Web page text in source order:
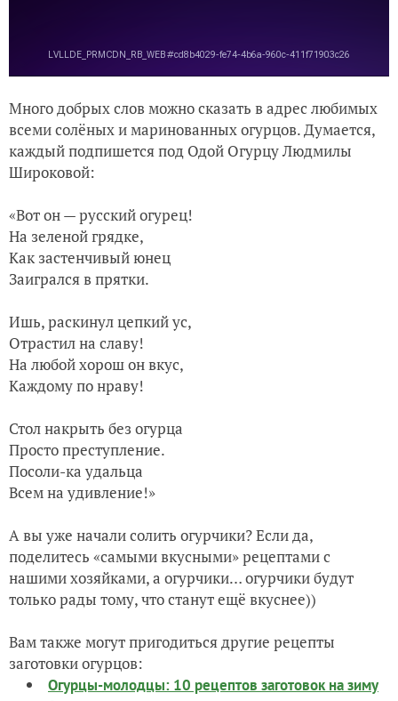
Много добрых слов можно сказать в адрес любимых
всеми солёных и маринованных огурцов. Думается,
каждый подпишется под Одой Огурцу Людмилы
Широковой:
«Вот он — русский огурец!
На зеленой грядке,
Как застенчивый юнец
Заигрался в прятки.
Ишь, раскинул цепкий ус,
Отрастил на славу!
На любой хорош он вкус,
Каждому по нраву!
Стол накрыть без огурца
Просто преступление.
Посоли-ка удальца
Всем на удивление!»
А вы уже начали солить огурчики? Если да,
поделитесь «самыми вкусными» рецептами с
нашими хозяйками, а огурчики… огурчики будут
только рады тому, что станут ещё вкуснее))
Вам также могут пригодиться другие рецепты
заготовки огурцов:
Огурцы-молодцы: 10 рецептов заготовок на зиму